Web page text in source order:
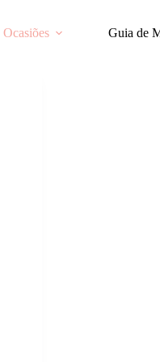
Ocasiões Guia de